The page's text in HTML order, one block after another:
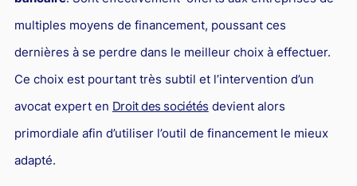
Gestion des crises
Responsabilité Sociétale des Entreprises (R.S.E)
Hôtellerie et restauration
Procédures et tribunaux
multiples moyens de financement, poussant ces
dernières à se perdre dans le meilleur choix à effectuer.
Ce choix est pourtant très subtil et l’intervention d’un
avocat expert en Droit des sociétés devient alors
primordiale afin d’utiliser l’outil de financement le mieux
adapté.